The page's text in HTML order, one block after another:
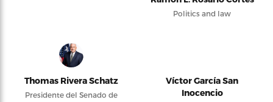
Politics and law
Thomas Rivera Schatz
Presidente del Senado de
Víctor García San
Inocencio